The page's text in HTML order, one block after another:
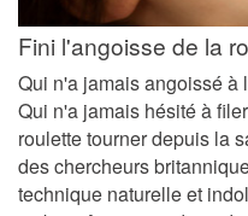
Fini l'angoisse de la
Qui n'a jamais angoissé à
Qui n'a jamais hésité à
roulette tourner depuis la
des chercheurs
technique naturelle et